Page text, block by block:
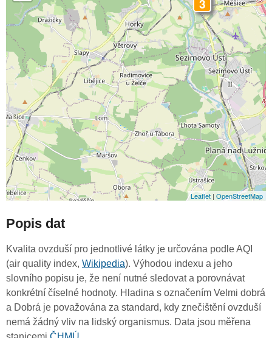
3
Leaflet | OpenStreetMap
Popis dat
Kvalita ovzduší pro jednotlivé látky je určována podle AQI
(air quality index, Wikipedia). Výhodou indexu a jeho
slovního popisu je, že není nutné sledovat a porovnávat
konkrétní číselné hodnoty. Hladina s označením Velmi dobrá
a Dobrá je považována za standard, kdy znečištění ovzduší
nemá žádný vliv na lidský organismus. Data jsou měřena